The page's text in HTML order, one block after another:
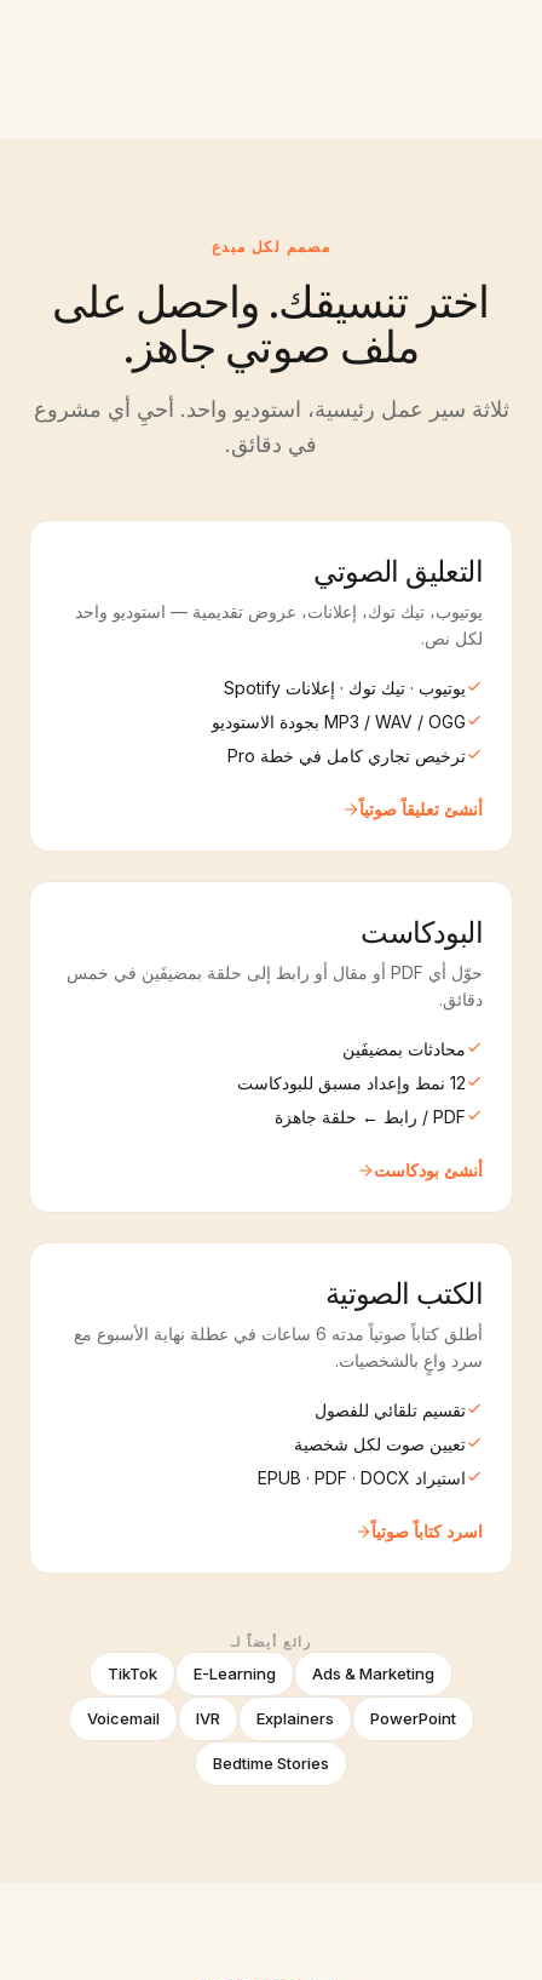
مصمم لكل مبدع
اختر تنسيقك. واحصل على
ملف صوتي جاهز.
ثلاثة سير عمل رئيسية، استوديو واحد. أحيِ أي مشروع
في دقائق.
التعليق الصوتي
يوتيوب، تيك توك، إعلانات، عروض تقديمية — استوديو واحد
لكل نص.
يوتيوب · تيك توك · إعلانات Spotify
MP3 / WAV / OGG بجودة الاستوديو
ترخيص تجاري كامل في خطة Pro
أنشئ تعليقاً صوتياً
البودكاست
حوّل أي PDF أو مقال أو رابط إلى حلقة بمضيفَين في خمس
دقائق.
محادثات بمضيفَين
12 نمط وإعداد مسبق للبودكاست
PDF / رابط ← حلقة جاهزة
أنشئ بودكاست
الكتب الصوتية
أطلق كتاباً صوتياً مدته 6 ساعات في عطلة نهاية الأسبوع مع
سرد واعٍ بالشخصيات.
تقسيم تلقائي للفصول
تعيين صوت لكل شخصية
استيراد EPUB · PDF · DOCX
اسرد كتاباً صوتياً
رائع أيضاً لـ
Ads & Marketing
E-Learning
TikTok
PowerPoint
Explainers
IVR
Voicemail
Bedtime Stories